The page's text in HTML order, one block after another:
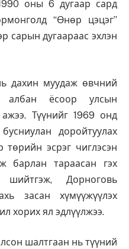
оны 6 дугаар сард
“Өнөр цэцэг”
сарын дугаараас эхлэн
дахин муудаж өвчний
албан ёсоор улсын
ажээ. Түүнийг 1969 онд
доройтуулах
төрийн эсрэг чиглэсэн
барлан тараасан гэх
шийтгэж, Дорноговь
засан хүмүүжүүлэх
хорих ял эдлүүлжээ.
шалтгаан нь түүний